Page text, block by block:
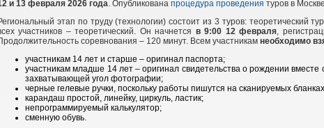
и 13 февраля 2026 года. Опубликована процедура проведения туров в
этап по труду (технологии) состоит из 3 туров: теоретический
участников – теоретический. Он начнется в 9:00 12 февраля,
соревнования – 120 минут. Всем участникам необходимо
участникам 14 лет и старше – оригинал паспорта;
участникам младше 14 лет – оригинал свидетельства о рождении
захватывающей угол фотографии;
черные гелевые ручки, поскольку работы пишутся на сканируемых
карандаш простой, линейку, циркуль, ластик;
непрограммируемый калькулятор;
сменную обувь.